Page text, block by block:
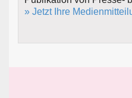
» Jetzt Ihre